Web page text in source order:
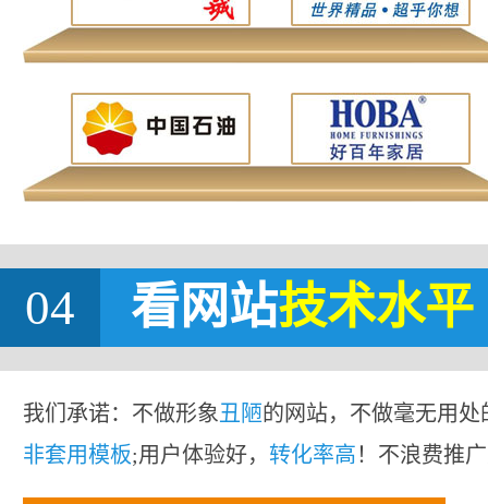
04 看网站技术水平
我们承诺：不做形象丑陋的网站，不做毫无用处
非套用模板;用户体验好， 转化率高！不浪费推